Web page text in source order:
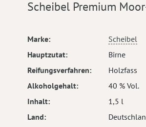
Scheibel Premium
Mehr
Marke
Scheibel
Hauptzutat
Birne
Reifungsverfahren
Holzfass
Alkoholgehalt
40 % Vol.
Inhalt
1,5 l
Land